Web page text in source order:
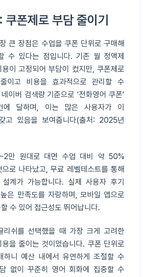
폰제로 부담 줄이기
큰 장점은 수업을 쿠폰 단위로 구매해
수 있다는 점입니다. 기존 월 정액제
이 고정되어 부담이 컸지만, 쿠폰제로
이고 비용을 효과적으로 관리할 수
이버 검색량 기준으로 ‘전화영어 쿠폰’
에 달하며, 이는 많은 사용자가 이
고 있음을 보여줍니다(출처: 2025년
만 원대로 대면 수업 대비 약 50%
로 나타났고, 무료 레벨테스트를 통해
계가 가능합니다. 실제 사용자 후기
은 만족도를 자랑하며, 모바일 앱으로
수 있어 접근성도 뛰어납니다.
리쉬를 선택했을 때 가장 크게 고려한
을 줄이는 것이었습니다. 쿠폰 단위로
하니 예산 내에서 유연하게 조절할 수
없이 꾸준히 영어 회화에 집중할 수